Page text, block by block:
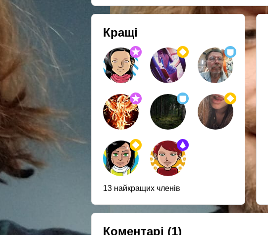
Кращі
13 найкращих членів
Коментарі (1)